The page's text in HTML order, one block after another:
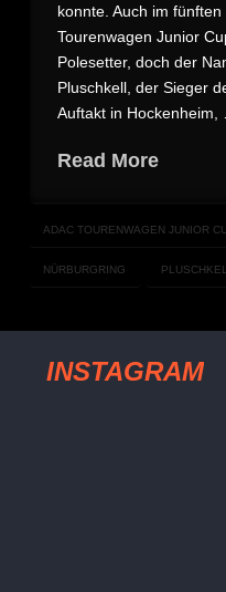
konnte. Auch im
Tourenwagen Junior
Polesetter, doch der
Pluschkell, der Sieger
Auftakt in Hockenheim,
Read More
ADAC TOURENWAGEN JUNIOR
NÜRBURGRING
INSTAGRAM